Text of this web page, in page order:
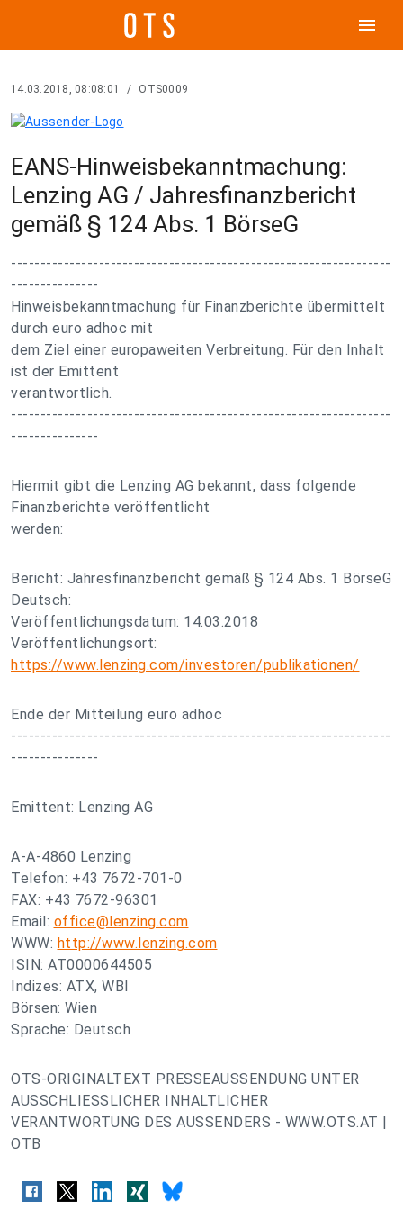
menu
14.03.2018, 08:08:01 / OTS0009
EANS-Hinweisbekanntmachung:
Lenzing AG / Jahresfinanzbericht
gemäß § 124 Abs. 1 BörseG
-----------------------------------------------------------------
---------------
Hinweisbekanntmachung für Finanzberichte übermittelt
durch euro adhoc mit
dem Ziel einer europaweiten Verbreitung. Für den Inhalt
ist der Emittent
verantwortlich.
-----------------------------------------------------------------
---------------
Hiermit gibt die Lenzing AG bekannt, dass folgende
Finanzberichte veröffentlicht
werden:
Bericht: Jahresfinanzbericht gemäß § 124 Abs. 1 BörseG
Deutsch:
Veröffentlichungsdatum: 14.03.2018
Veröffentlichungsort:
https://www.lenzing.com/investoren/publikationen/
Ende der Mitteilung euro adhoc
-----------------------------------------------------------------
---------------
Emittent: Lenzing AG
A-A-4860 Lenzing
Telefon: +43 7672-701-0
FAX: +43 7672-96301
Email: office@lenzing.com
WWW: http://www.lenzing.com
ISIN: AT0000644505
Indizes: ATX, WBI
Börsen: Wien
Sprache: Deutsch
OTS-ORIGINALTEXT PRESSEAUSSENDUNG UNTER
AUSSCHLIESSLICHER INHALTLICHER
VERANTWORTUNG DES AUSSENDERS - WWW.OTS.AT |
OTB